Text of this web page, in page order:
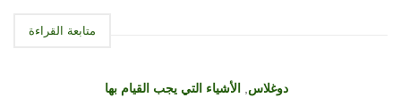
متابعة القراءة
دوغلاس, الأشياء التي يجب القيام بها